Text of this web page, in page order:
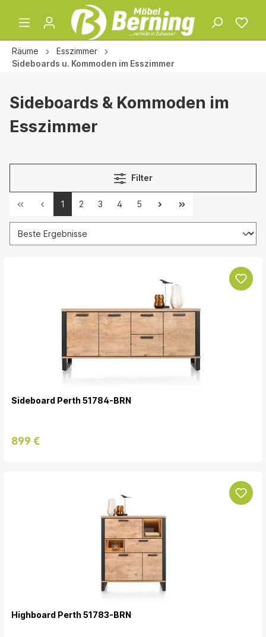
Räume
Esszimmer
Sideboards u. Kommoden im Esszimmer
Sideboards & Kommoden im
Esszimmer
Filter
1 2 3 4 5
Sideboard Perth 51784-BRN
899 €
Highboard Perth 51783-BRN